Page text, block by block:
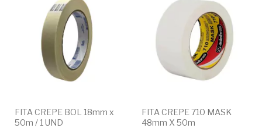
FITA CREPE BOL 18mm x
50m / 1 UND
FITA CREPE 710 MASK
48mm X 50m